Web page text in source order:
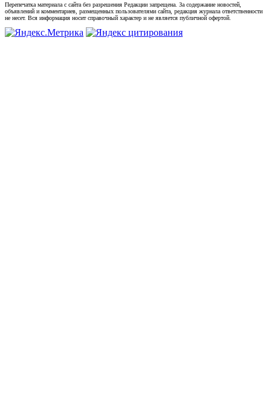
Перепечатка материала с сайта без разрешения Редакции запрещена. За содержание новостей,
объявлений и комментариев, размещенных пользователями сайта, редакция журнала ответственности
не несет. Вся информация носит справочный характер и не является публичной офертой.